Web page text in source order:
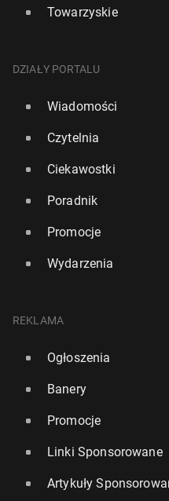
Towarzyskie
DZIAŁY PORTALU
Wiadomości
Czytelnia
Ciekawostki
Poradnik
Promocje
Wydarzenia
REKLAMA
Ogłoszenia
Banery
Promocje
Linki Sponsorowane
Artykuły